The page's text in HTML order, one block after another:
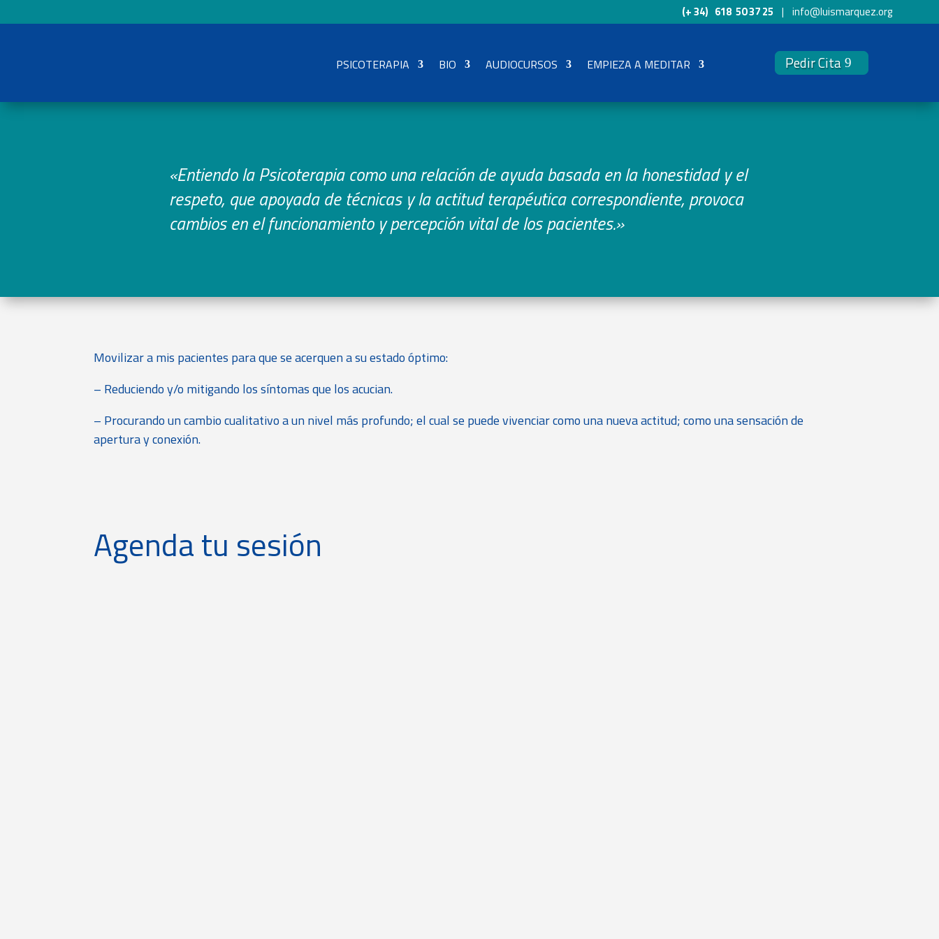
(+ 34) 618 50 37 25 | info@luismarquez.org
PSICOTERAPIA BIO AUDIOCURSOS EMPIEZA A MEDITAR Pedir Cita
«Entiendo la Psicoterapia como una relación de ayuda basada en la honestidad y el
respeto, que apoyada de técnicas y la actitud terapéutica correspondiente, provoca
cambios en el funcionamiento y percepción vital de los pacientes.»
Movilizar a mis pacientes para que se acerquen a su estado óptimo:
– Reduciendo y/o mitigando los síntomas que los acucian.
– Procurando un cambio cualitativo a un nivel más profundo; el cual se puede vivenciar como una nueva actitud; como una sensación de
apertura y conexión.
Agenda tu sesión